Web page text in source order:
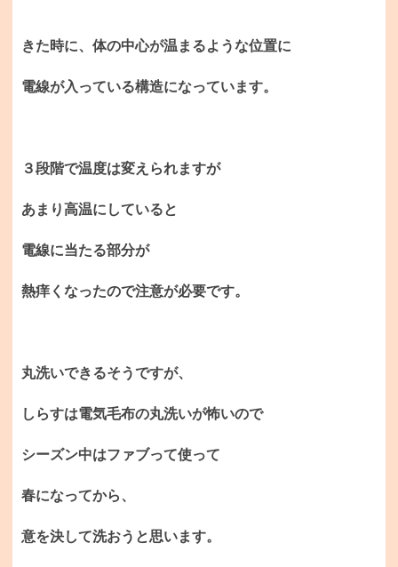
きた時に、体の中心が温まるような位置に
電線が入っている構造になっています。
３段階で温度は変えられますが
あまり高温にしていると
電線に当たる部分が
熱痒くなったので注意が必要です。
丸洗いできるそうですが、
しらすは電気毛布の丸洗いが怖いので
シーズン中はファブって使って
春になってから、
意を決して洗おうと思います。